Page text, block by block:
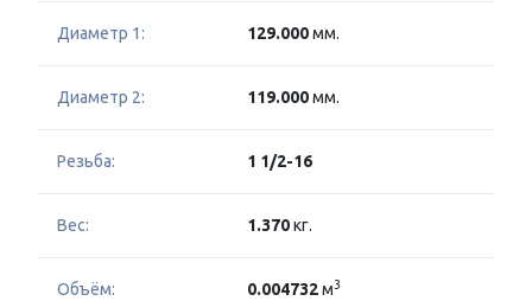
Диаметр 1: 129.000мм.
Диаметр 2: 119.000мм.
Резьба: 1 1/2-16
Вес: 1.370кг.
Объём: 0.004732м3